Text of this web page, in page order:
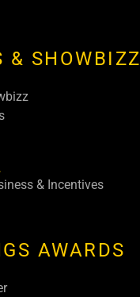
& SHOWBIZZ
& Incentives
AWARDS